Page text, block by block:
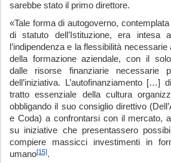
sarebbe stato il primo direttore.
«Tale forma di autogoverno,
di statuto dell’Istituzione, era intesa
l’indipendenza e la flessibilità
della formazione aziendale, con il
dalle risorse finanziarie necessarie
dell’iniziativa. L’autofinanziamento […]
tratto essenziale della cultura
obbligando il suo consiglio direttivo
e Coda) a confrontarsi con il mercato,
su iniziative che presentassero
compiere massicci investimenti in
umano[15].